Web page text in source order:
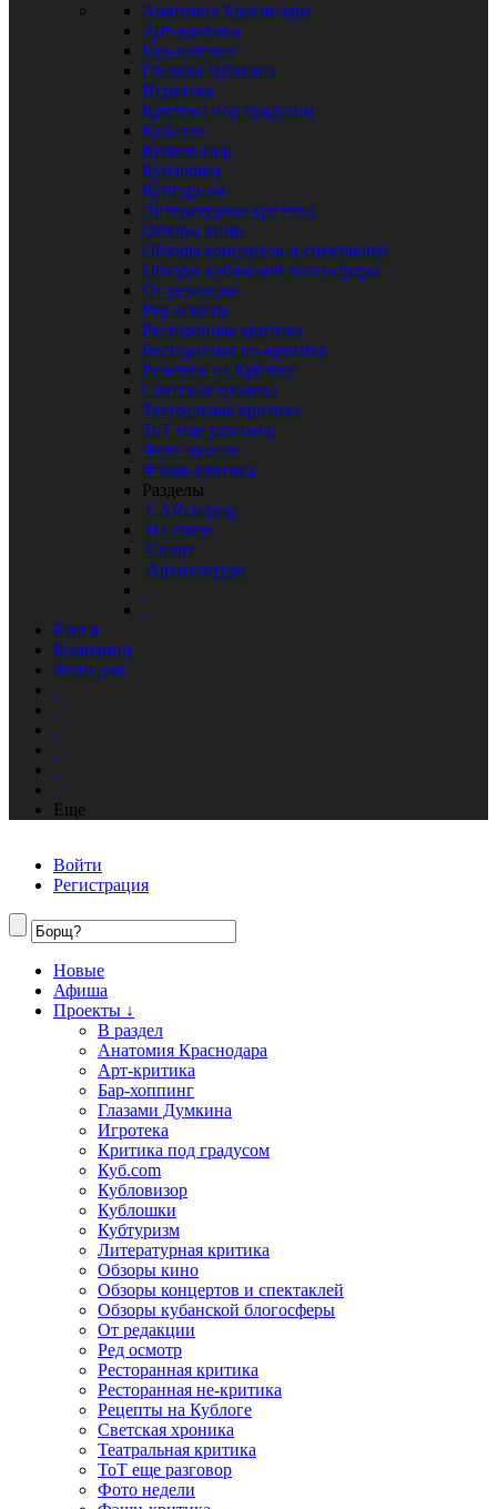
Анатомия Краснодара
Арт-критика
Бар-хоппинг
Глазами Думкина
Игротека
Критика под градусом
Куб.com
Кубловизор
Кублошки
Кубтуризм
Литературная критика
Обзоры кино
Обзоры концертов и спектаклей
Обзоры кубанской блогосферы
От редакции
Ред осмотр
Ресторанная критика
Ресторанная не-критика
Рецепты на Кублоге
Светская хроника
Театральная критика
ТоТ еще разговор
Фото недели
Фэшн-критика
Разделы
CARснодар
На связи
Спорт
Архитектура
Блоги
Компании
Фото дня
Еще
Войти
Регистрация
Новые
Афиша
Проекты ↓
В раздел
Анатомия Краснодара
Арт-критика
Бар-хоппинг
Глазами Думкина
Игротека
Критика под градусом
Куб.com
Кубловизор
Кублошки
Кубтуризм
Литературная критика
Обзоры кино
Обзоры концертов и спектаклей
Обзоры кубанской блогосферы
От редакции
Ред осмотр
Ресторанная критика
Ресторанная не-критика
Рецепты на Кублоге
Светская хроника
Театральная критика
ТоТ еще разговор
Фото недели